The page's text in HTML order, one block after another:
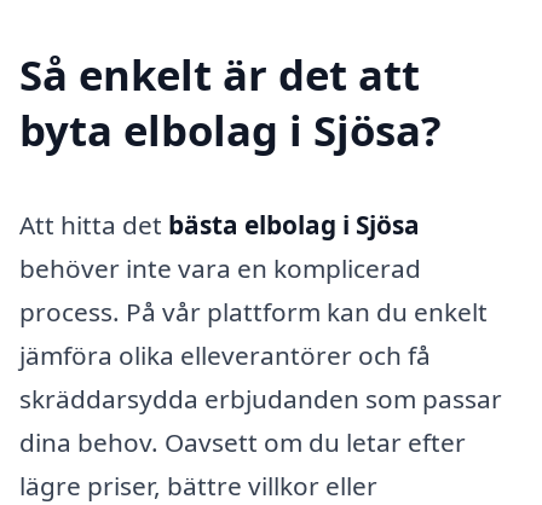
Så enkelt är det att
byta elbolag i Sjösa?
Att hitta det bästa elbolag i Sjösa
behöver inte vara en komplicerad
process. På vår plattform kan du enkelt
jämföra olika elleverantörer och få
skräddarsydda erbjudanden som passar
dina behov. Oavsett om du letar efter
lägre priser, bättre villkor eller